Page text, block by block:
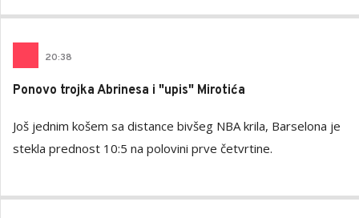
20:38
Ponovo trojka Abrinesa i "upis" Mirotića
Još jednim košem sa distance bivšeg NBA krila, Barselona je
stekla prednost 10:5 na polovini prve četvrtine.